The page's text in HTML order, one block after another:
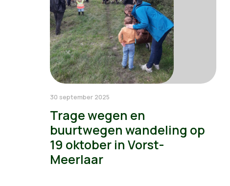
30 september 2025
Trage wegen en
buurtwegen wandeling op
19 oktober in Vorst-
Meerlaar